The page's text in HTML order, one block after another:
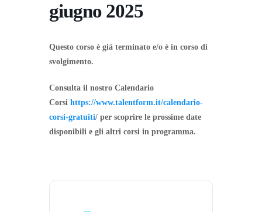
giugno 2025
Questo corso è già terminato e/o è in corso di
svolgimento.
Consulta il nostro Calendario
Corsi https://www.talentform.it/calendario-
corsi-gratuiti/ per scoprire le prossime date
disponibili e gli altri corsi in programma.